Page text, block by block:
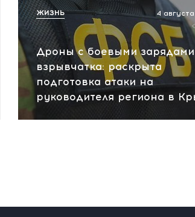
Дроны с боевыми
взрывчатка: раскрыта
подготовка атаки на
руководителя региона в
4
ЖИЗНЬ